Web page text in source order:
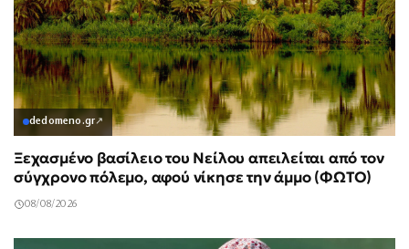
dedomeno.gr↗
Ξεχασμένο βασίλειο του Νείλου απειλείται από τον
σύγχρονο πόλεμο, αφού νίκησε την άμμο (ΦΩΤΟ)
08/08/2026